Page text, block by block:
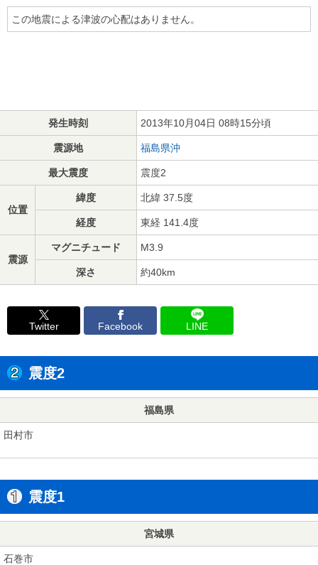
この地震による津波の心配はありません。
発生時刻 2013年10月04日 08時15分頃
震源地 福島県沖
最大震度 震度2
位置
緯度 北緯 37.5度
経度 東経 141.4度
震源
マグニチュード M3.9
深さ 約40km
Twitter Facebook LINE
震度2
福島県
田村市
震度1
宮城県
石巻市